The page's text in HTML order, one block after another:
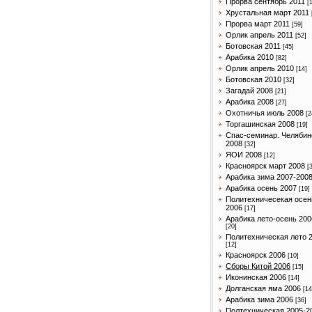
Хрустальная март 2011
Прорва март 2011 [59]
Орлик апрель 2011 [52]
Ботовская 2011 [45]
Арабика 2010 [82]
Орлик апрель 2010 [14]
Ботовская 2010 [32]
Загадай 2008 [21]
Арабика 2008 [27]
Охотничья июль 2008
Торгашинская 2008 [19]
Спас-семинар.
2008 [32]
ЯОИ 2008 [12]
Красноярск март 2008
Арабика зима 2007-2008
Арабика осень 2007 [19]
Политехничесекая
2006 [17]
Арабика лето-осень
[20]
Политехническая лето
[12]
Красноярск 2006 [10]
Сборы Китой 2006 [15]
Иконинская 2006 [14]
Долганская яма 2006 [14]
Арабика зима 2006 [36]